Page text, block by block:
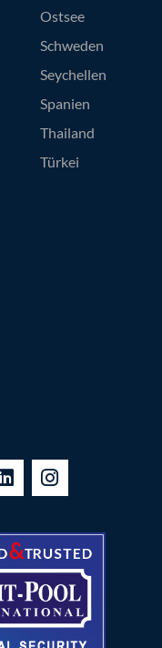
Ostsee
Schweden
Seychellen
Spanien
Thailand
Türkei